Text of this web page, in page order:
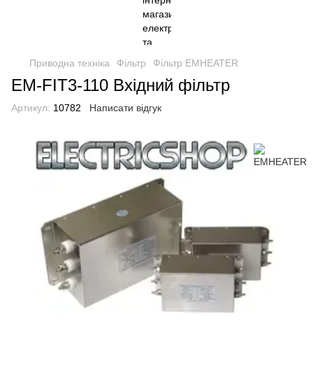
Приводна техніка Фільтр Фільтр EMHEATER
EM-FIT3-110 Вхідний фільтр
Артикул: 10782 Написати відгук